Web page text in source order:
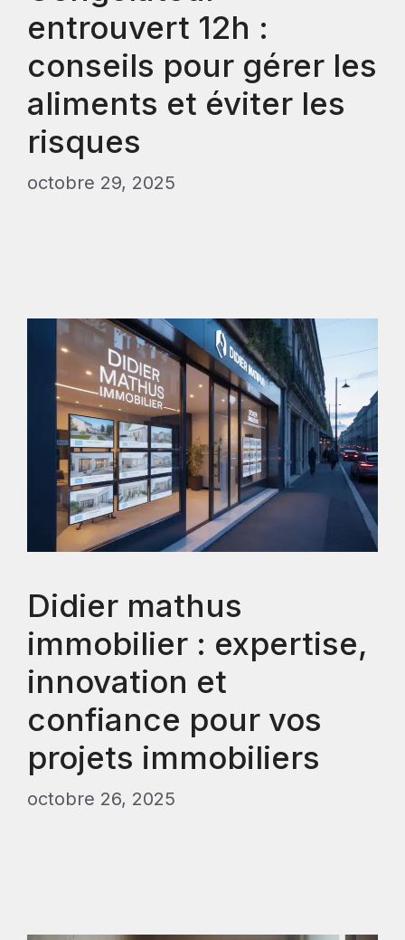
entrouvert 12h :
conseils pour gérer les
aliments et éviter les
risques
octobre 29, 2025
Didier mathus
immobilier : expertise,
innovation et
confiance pour vos
projets immobiliers
octobre 26, 2025